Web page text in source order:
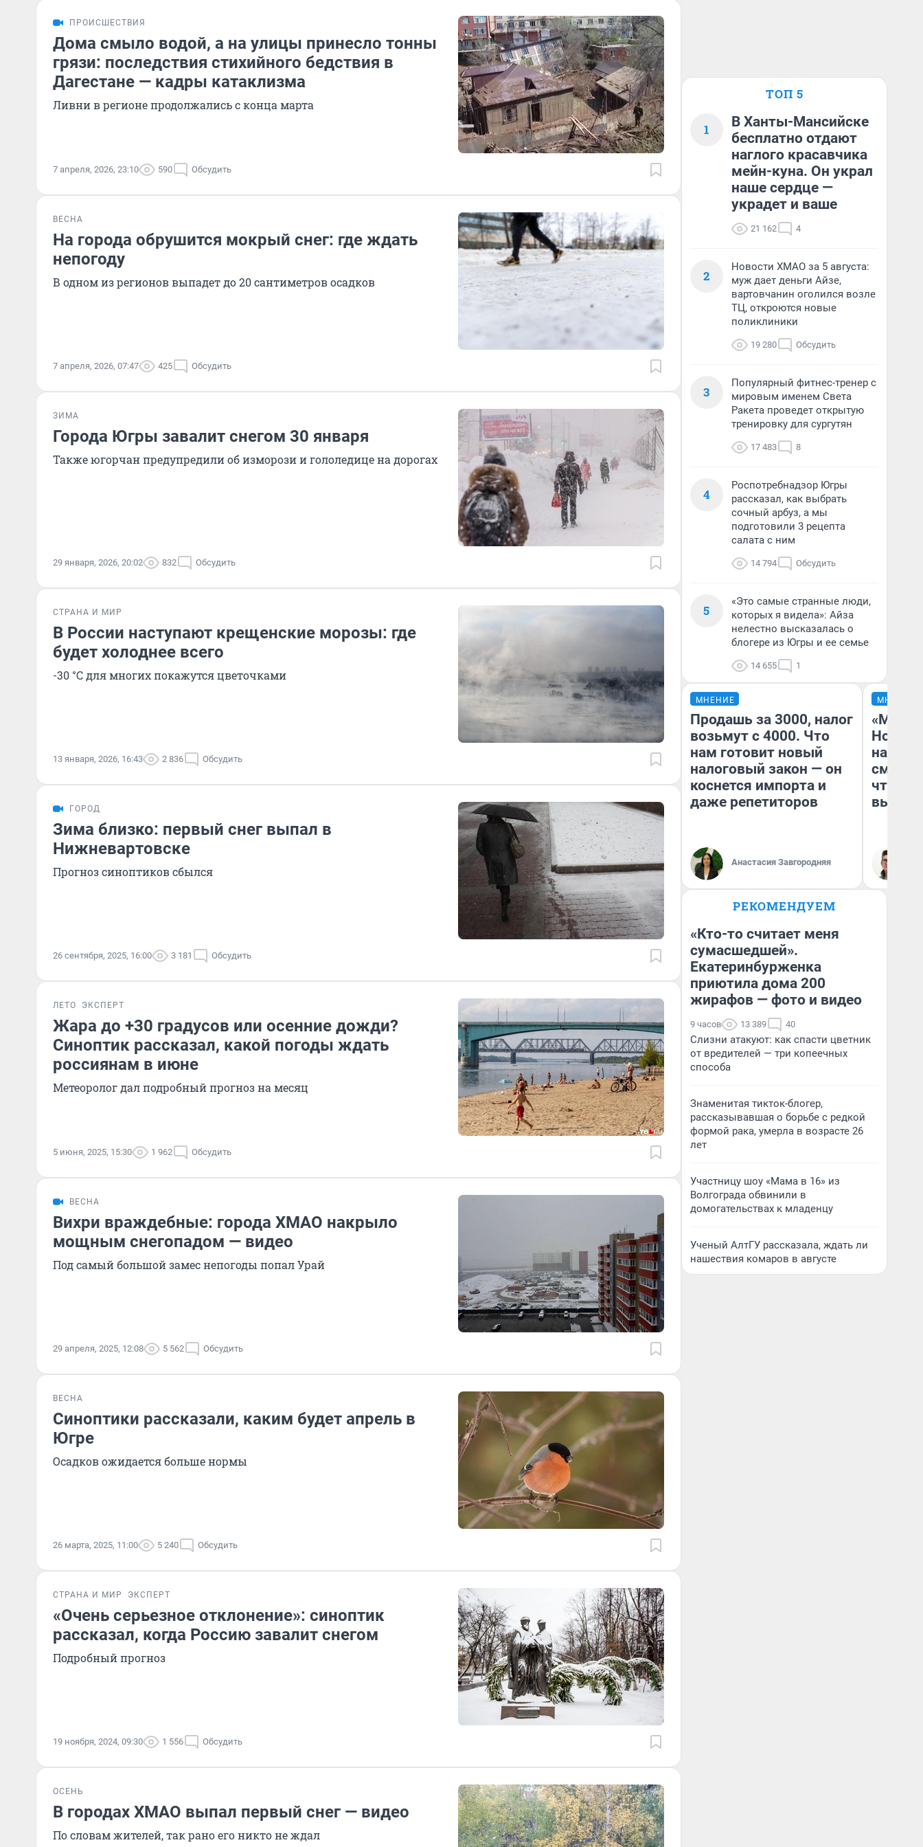
ПРОИСШЕСТВИЯ
Дома смыло водой, а на улицы принесло тонны
грязи: последствия стихийного бедствия в
Дагестане — кадры катаклизма
Ливни в регионе продолжались с конца марта
7 апреля, 2026, 23:10 590 Обсудить
ВЕСНА
На города обрушится мокрый снег: где ждать
непогоду
В одном из регионов выпадет до 20 сантиметров осадков
7 апреля, 2026, 07:47 425 Обсудить
ЗИМА
Города Югры завалит снегом 30 января
Также югорчан предупредили об изморози и гололедице на дорогах
29 января, 2026, 20:02 832 Обсудить
СТРАНА И МИР
В России наступают крещенские морозы: где
будет холоднее всего
-30 °C для многих покажутся цветочками
13 января, 2026, 16:43 2 836 Обсудить
ГОРОД
Зима близко: первый снег выпал в
Нижневартовске
Прогноз синоптиков сбылся
26 сентября, 2025, 16:00 3 181 Обсудить
ЛЕТО ЭКСПЕРТ
Жара до +30 градусов или осенние дожди?
Синоптик рассказал, какой погоды ждать
россиянам в июне
Метеоролог дал подробный прогноз на месяц
5 июня, 2025, 15:30 1 962 Обсудить
ВЕСНА
Вихри враждебные: города ХМАО накрыло
мощным снегопадом — видео
Под самый большой замес непогоды попал Урай
29 апреля, 2025, 12:08 5 562 Обсудить
ВЕСНА
Синоптики рассказали, каким будет апрель в
Югре
Осадков ожидается больше нормы
26 марта, 2025, 11:00 5 240 Обсудить
СТРАНА И МИР ЭКСПЕРТ
«Очень серьезное отклонение»: синоптик
рассказал, когда Россию завалит снегом
Подробный прогноз
19 ноября, 2024, 09:30 1 556 Обсудить
ОСЕНЬ
В городах ХМАО выпал первый снег — видео
По словам жителей, так рано его никто не ждал
ТОП 5
1
В Ханты-Мансийске
бесплатно отдают
наглого красавчика
мейн-куна. Он украл
наше сердце —
украдет и ваше
21 162 4
2
Новости ХМАО за 5 августа:
муж дает деньги Айзе,
вартовчанин оголился возле
ТЦ, откроются новые
поликлиники
19 280 Обсудить
3
Популярный фитнес-тренер с
мировым именем Света
Ракета проведет открытую
тренировку для сургутян
17 483 8
4
Роспотребнадзор Югры
рассказал, как выбрать
сочный арбуз, а мы
подготовили 3 рецепта
салата с ним
14 794 Обсудить
5
«Это самые странные люди,
которых я видела»: Айза
нелестно высказалась о
блогере из Югры и ее семье
14 655 1
МНЕНИЕ
Продашь за 3000, налог
возьмут с 4000. Что
нам готовит новый
налоговый закон — он
коснется импорта и
даже репетиторов
Анастасия Завгородняя
МНЕНИЕ
«Мы
чтобы
РЕКОМЕНДУЕМ
«Кто-то считает меня
сумасшедшей».
Екатеринбурженка
приютила дома 200
жирафов — фото и видео
9 часов 13 389 40
Слизни атакуют: как спасти цветник
от вредителей — три копеечных
способа
Знаменитая тикток-блогер,
рассказывавшая о борьбе с редкой
формой рака, умерла в возрасте 26
лет
Участницу шоу «Мама в 16» из
Волгограда обвинили в
домогательствах к младенцу
Ученый АлтГУ рассказала, ждать ли
нашествия комаров в августе